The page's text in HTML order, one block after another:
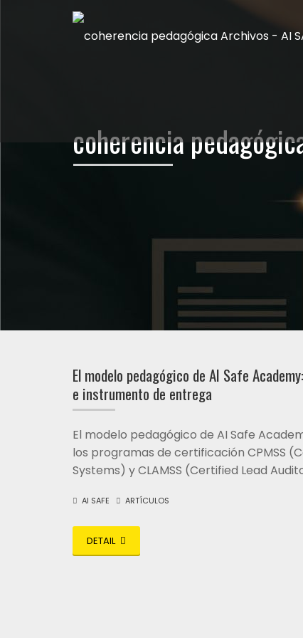
coherencia
El modelo pedagógico de AI Safe
e instrumento de entrega
El modelo pedagógico de AI Safe
los programas de certificación CPMSS
Systems) y CLAMSS (Certified Lead
AI SAFE ARTÍCULOS
DETAIL